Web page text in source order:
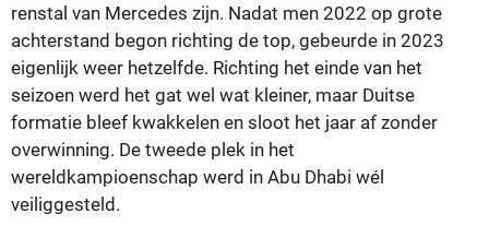
renstal van Mercedes zijn. Nadat men 2022 op grote
achterstand begon richting de top, gebeurde in 2023
eigenlijk weer hetzelfde. Richting het einde van het
seizoen werd het gat wel wat kleiner, maar Duitse
formatie bleef kwakkelen en sloot het jaar af zonder
overwinning. De tweede plek in het
wereldkampioenschap werd in Abu Dhabi wél
veiliggesteld.